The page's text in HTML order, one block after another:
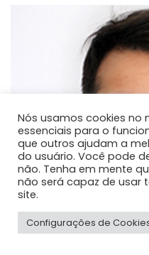
Nós usamos cookies no
essenciais para o
que outros ajudam a
do usuário. Você pode
não. Tenha em mente
não será capaz de usar
site.
Configurações de